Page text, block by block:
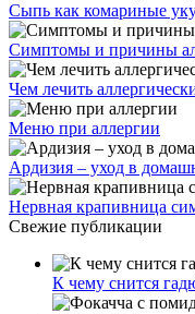
Сыпь как комариные
Симптомы и причины
Чем лечить
Меню при аллергии
Ардизия – уход в
Нервная крапивница
Свежие публикации
К чему снится